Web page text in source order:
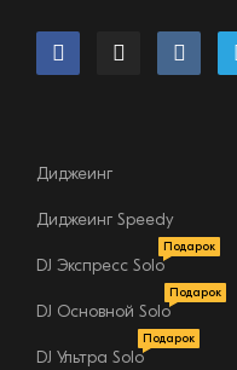
Диджеинг
Диджеинг Speedy
DJ Экспресс Solo
Подарок
DJ Основной Solo
Подарок
DJ Ультра Solo
Подарок